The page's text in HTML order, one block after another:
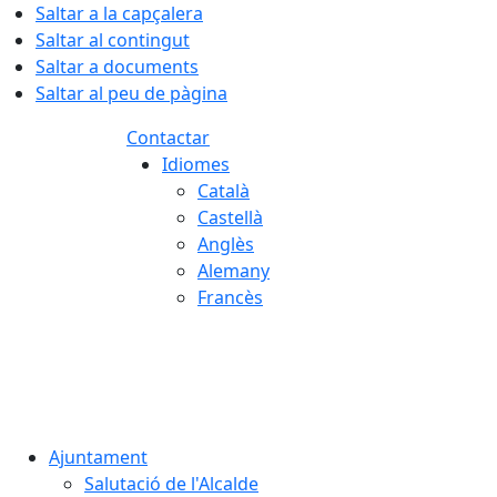
Saltar a la capçalera
Saltar al contingut
Saltar a documents
Saltar al peu de pàgina
Contactar
Idiomes
Català
Castellà
Anglès
Alemany
Francès
Ajuntament
Salutació de l'Alcalde